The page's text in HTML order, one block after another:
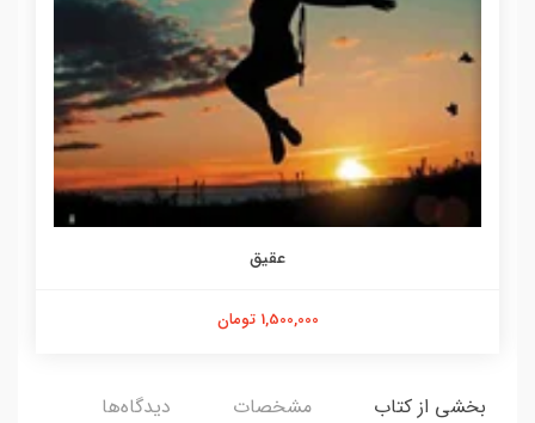
عقیق
1,500,000 تومان
بخشی از کتاب مشخصات دیدگاه‌ها